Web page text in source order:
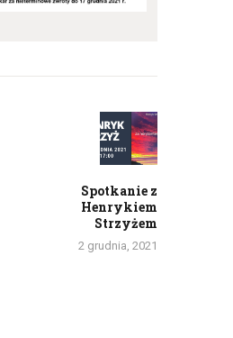
Spotkanie z
Henrykiem
Strzyżem
2 grudnia, 2021